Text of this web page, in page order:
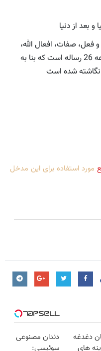
و بعد از دنیا
فعل، صفات، ‌افعال الله،‌
وسائط، نحو، صرف، ... این مجموعه 26 رساله است که بنا به
نگاشته شده است
مورد استفاده برای این مدخل
دغدغه
های
دندان مصنوعی
سوئیسی: